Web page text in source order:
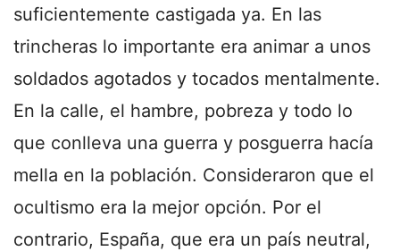
suficientemente castigada ya. En las
trincheras lo importante era animar a unos
soldados agotados y tocados mentalmente.
En la calle, el hambre, pobreza y todo lo
que conlleva una guerra y posguerra hacía
mella en la población. Consideraron que el
ocultismo era la mejor opción. Por el
contrario, España, que era un país neutral,